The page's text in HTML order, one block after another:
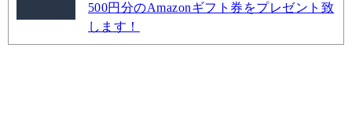
500円分のAmazonギフト券をプレゼント致
します！